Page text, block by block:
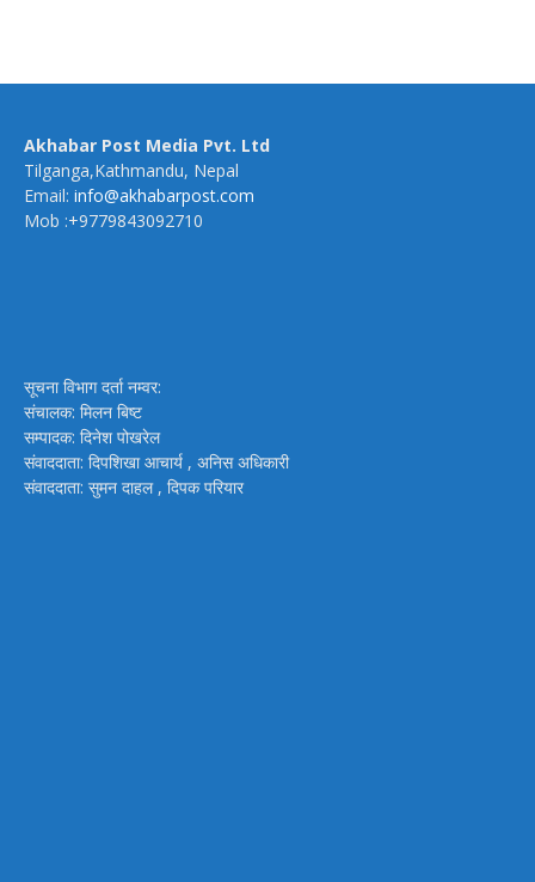
Akhabar Post Media Pvt. Ltd
Tilganga,Kathmandu, Nepal
Email: info@akhabarpost.com
Mob :+9779843092710
सूचना विभाग दर्ता नम्वर:
संचालक: मिलन बिष्ट
सम्पादक: दिनेश पोखरेल
संवाददाता: दिपशिखा आचार्य , अनिस अधिकारी
संवाददाता: सुमन दाहल , दिपक परियार